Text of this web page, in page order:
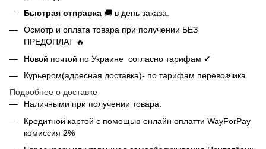
Быстрая отправка 🚚 в день заказа.
Осмотр и оплата товара при получении БЕЗ
ПРЕДОПЛАТ 🔥
Новой почтой по Украине согласно тарифам ✔
Курьером(адресная доставка)- по тарифам перевозчика
Подробнее о доставке
Наличными при получении товара.
Кредитной картой с помощью онлайн оплатти WayForPay
комиссия 2%